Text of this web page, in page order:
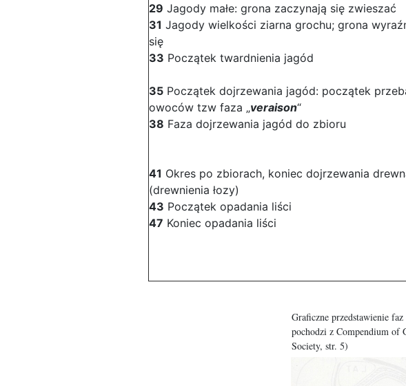
29 Jagody małe: grona zaczynają się zwieszać
31 Jagody wielkości ziarna grochu; grona
się
33 Początek twardnienia jagód
35 Początek dojrzewania jagód: początek
owoców tzw faza „veraison“
38 Faza dojrzewania jagód do zbioru
41 Okres po zbiorach, koniec dojrzewania
(drewnienia łozy)
43 Początek opadania liści
47 Koniec opadania liści
Graficzne przedstawienie
pochodzi z Compendium of
Society, str. 5)